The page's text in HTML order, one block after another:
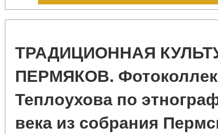
ТРАДИЦИОННАЯ
ПЕРМЯКОВ.
Теплоухова по
века из собрания